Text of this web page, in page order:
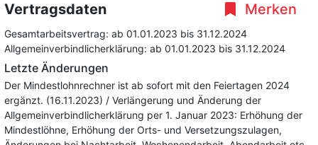
Merken
Vertragsdaten
Gesamtarbeitsvertrag: ab 01.01.2023 bis 31.12.2024
Allgemeinverbindlicherklärung: ab 01.01.2023 bis 31.12.2024
Letzte Änderungen
Der Mindestlohnrechner ist ab sofort mit den Feiertagen 2024
ergänzt. (16.11.2023) / Verlängerung und Änderung der
Allgemeinverbindlicherklärung per 1. Januar 2023: Erhöhung der
Mindestlöhne, Erhöhung der Orts- und Versetzungszulagen,